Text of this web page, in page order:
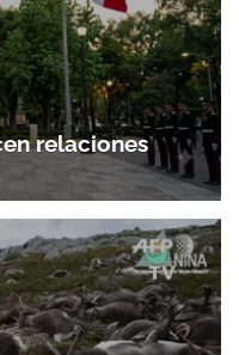
relaciones